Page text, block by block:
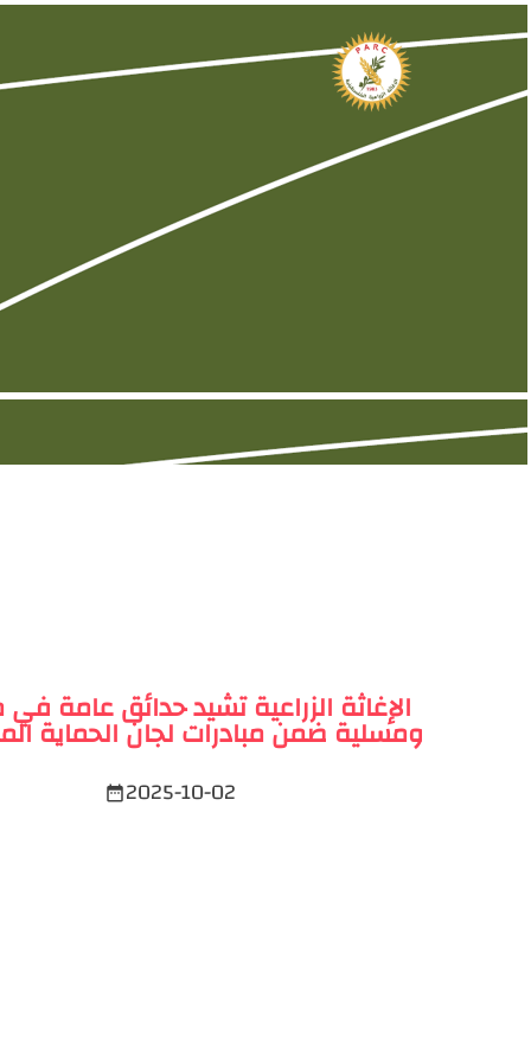
الإغاثة الزراعية تشيد حدائق عامة
ومسلية ضمن مبادرات لجان الحماية
2025-10-02
date_range